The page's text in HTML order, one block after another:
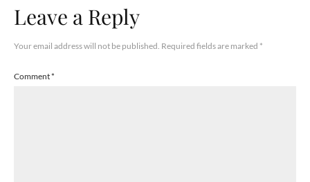
Leave a Reply
Your email address will not be published. Required fields are marked *
Comment*